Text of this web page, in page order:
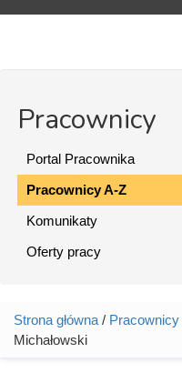
Pracownicy
Portal Pracownika
Pracownicy A-Z
Komunikaty
Oferty pracy
Jesteś tutaj
Strona główna / Pracownicy
Michałowski